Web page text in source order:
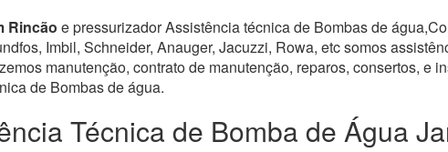
Rincão e pressurizador Assistência técnica de Bombas de
Imbil, Schneider, Anauger, Jacuzzi, Rowa, etc somos
manutenção, contrato de manutenção, reparos, consertos, e
de Bombas de água.
Técnica de Bomba de Água